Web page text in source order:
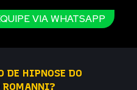
VIA WHATSAPP
DE HIPNOSE DO